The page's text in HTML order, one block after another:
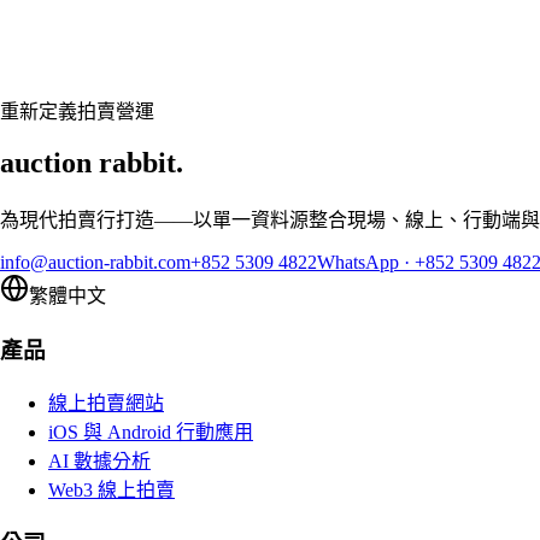
重新定義拍賣營運
auction rabbit.
為現代拍賣行打造——以單一資料源整合現場、線上、行動端
info@auction-rabbit.com+852 5309 4822WhatsApp · +852 5309 4822
繁體中文
產品
線上拍賣網站
iOS 與 Android 行動應用
AI 數據分析
Web3 線上拍賣